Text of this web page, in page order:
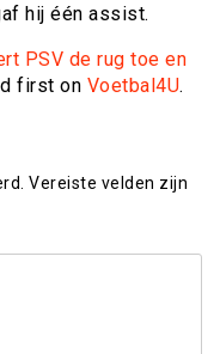
hij één assist.
PSV de rug toe en
first on Voetbal4U.
Vereiste velden zijn